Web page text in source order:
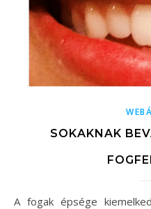
SOKAKNAK
A fogak épsége kiemelkedő szereppel bír, ugyanis ez